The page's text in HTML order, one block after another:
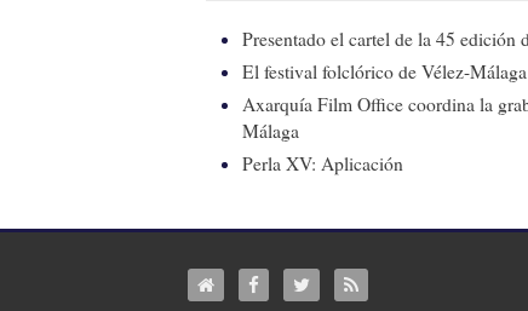
Presentado el cartel de la 45
El festival folclórico de Vélez-
Axarquía Film Office coordina la
Málaga
Perla XV: Aplicación